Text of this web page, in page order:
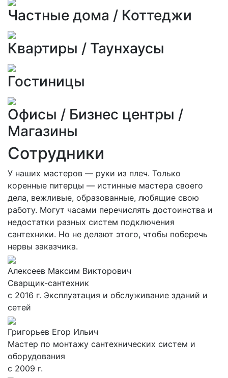
Частные дома / Коттеджи
Квартиры / Таунхаусы
Гостиницы
Офисы / Бизнес центры /
Магазины
Сотрудники
У наших мастеров — руки из плеч. Только
коренные питерцы — истинные мастера своего
дела, вежливые, образованные, любящие свою
работу. Могут часами перечислять достоинства и
недостатки разных систем подключения
сантехники. Но не делают этого, чтобы поберечь
нервы заказчика.
Алексеев Максим Викторович
Сварщик-сантехник
с 2016 г. Эксплуатация и обслуживание зданий и
сетей
Григорьев Егор Ильич
Мастер по монтажу сантехнических систем и
оборудования
с 2009 г.